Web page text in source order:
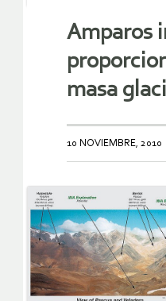
Amparos
masa
10 NOVIEMBRE, 2010